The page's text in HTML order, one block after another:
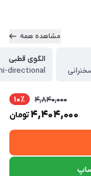
مشاهده همه
الگوی قطبی
directional
4,840,000 10٪
4,404,000تومان